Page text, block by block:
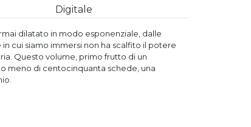
Digitale
dilatato in modo esponenziale, dalle
cui siamo immersi non ha scalfito il potere
Questo volume, primo frutto di un
meno di centocinquanta schede, una